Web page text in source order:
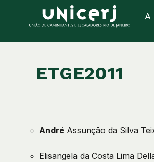
A
ETGE2011
André Assunção da Silva
Elisangela da Costa Lima